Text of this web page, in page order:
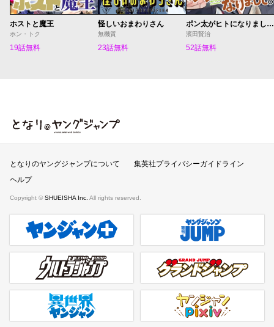
ホストと魔王
ホン・トク
19話無料
怪しいおまわりさん
無機質
23話無料
ポン太がヒトになりまして。
濱田賢治
52話無料
となりのヤングジャンプ
となりのヤングジャンプについて
集英社プライバシーガイドライン
ヘルプ
Copyright © SHUEISHA Inc. All rights reserved.
ヤンジャンプラス 週刊ヤングジャンプ公式サイト
ウルトラジャンプ グランドジャンプ
異世界ヤンジャン ヤンジャンpixiv